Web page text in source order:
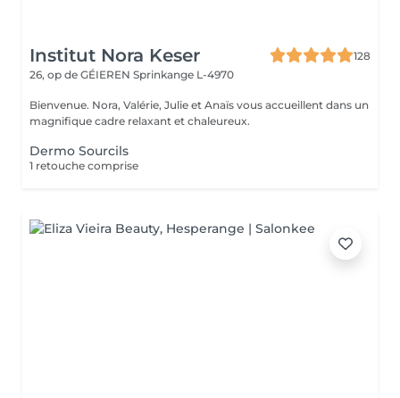
Institut Nora Keser
128
26, op de GÉIEREN Sprinkange L-4970
Bienvenue. Nora, Valérie, Julie et Anaïs vous accueillent dans un
magnifique cadre relaxant et chaleureux.
Dermo Sourcils
1 retouche comprise